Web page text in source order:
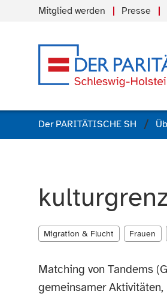
Mitglied werden Presse
Der PARITÄTISCHE SH
Migration & Flucht Frauen
Matching von Tandems
gemeinsamer